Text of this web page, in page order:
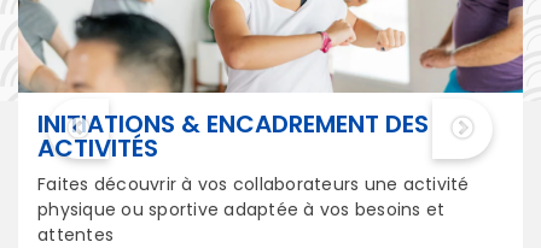
F
S
E
s
e
t
e
n
a
i
r
INITIATIONS & ENCADREMENT DES
ACTIVITÉS
Faites découvrir à vos collaborateurs une activité
physique ou sportive adaptée à vos besoins et
attentes